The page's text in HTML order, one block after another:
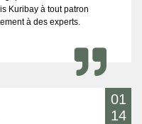
Kuribay à tout patron
à des experts.
01
14